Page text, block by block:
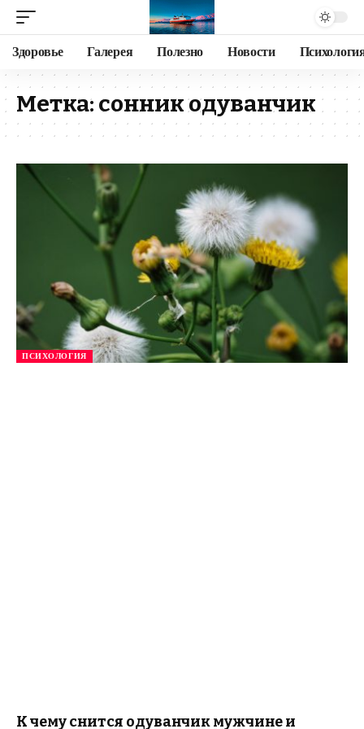
Здоровье Галерея Полезно Новости
Метка: сонник одуванчик
ПСИХОЛОГИЯ
К чему снится одуванчик мужчине и